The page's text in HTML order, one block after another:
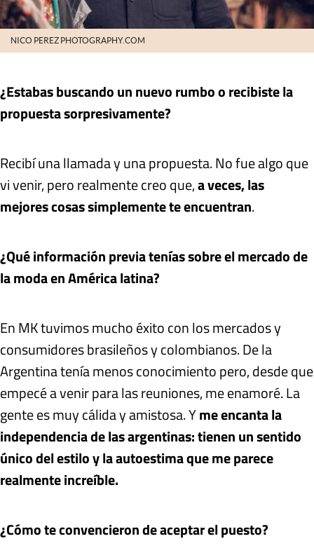
NICO PEREZ PHOTOGRAPHY.COM
¿Estabas buscando un nuevo rumbo o recibiste la
propuesta sorpresivamente?
Recibí una llamada y una propuesta. No fue algo que
vi venir, pero realmente creo que,a veces, las
mejores cosas simplemente te encuentran.
¿Qué información previa tenías sobre el mercado de
la moda en América latina?
En MK tuvimos mucho éxito con los mercados y
consumidores brasileños y colombianos. De la
Argentina tenía menos conocimiento pero, desde que
empecé a venir para las reuniones, me enamoré. La
gente es muy cálida y amistosa. Yme encanta la
independencia de las argentinas: tienen un sentido
único del estilo y la autoestima que me parece
realmente increíble.
¿Cómo te convencieron de aceptar el puesto?